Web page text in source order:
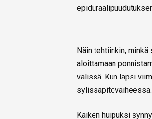
Näin tehtiinkin,
aloittamaan
välissä. Kun lapsi
sylissäpitovaiheessa.
Kaiken huipuksi